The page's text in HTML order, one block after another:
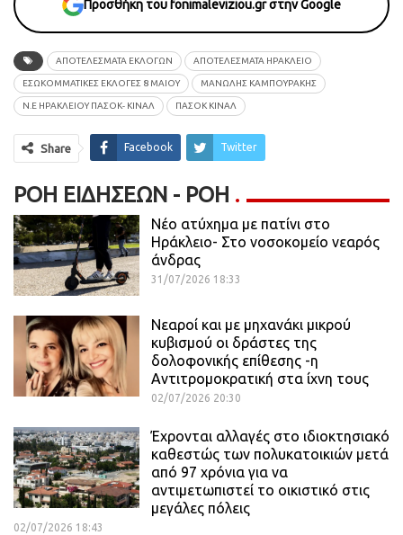
Προσθήκη του fonimaleviziou.gr στην Google
ΑΠΟΤΕΛΈΣΜΑΤΑ ΕΚΛΟΓΏΝ ΑΠΟΤΕΛΕΣΜΑΤΑ ΗΡΑΚΛΕΙΟ
ΕΣΩΚΟΜΜΑΤΙΚΕΣ ΕΚΛΟΓΕΣ 8 ΜΑΙΟΥ ΜΑΝΩΛΗΣ ΚΑΜΠΟΥΡΑΚΗΣ
Ν.Ε ΗΡΑΚΛΕΙΟΥ ΠΑΣΟΚ- ΚΙΝΑΛ ΠΑΣΟΚ ΚΙΝΑΛ
Share Facebook Twitter
ΡΟΉ ΕΙΔΉΣΕΩΝ - ΡΟΗ
Νέο ατύχημα με πατίνι στο
Ηράκλειο- Στο νοσοκομείο νεαρός
άνδρας
31/07/2026 18:33
Νεαροί και με μηχανάκι μικρού
κυβισμού οι δράστες της
δολοφονικής επίθεσης -η
Αντιτρομοκρατική στα ίχνη τους
02/07/2026 20:30
Έχρονται αλλαγές στο ιδιοκτησιακό
καθεστώς των πολυκατοικιών μετά
από 97 χρόνια για να
αντιμετωπιστεί το οικιστικό στις
μεγάλες πόλεις
02/07/2026 18:43